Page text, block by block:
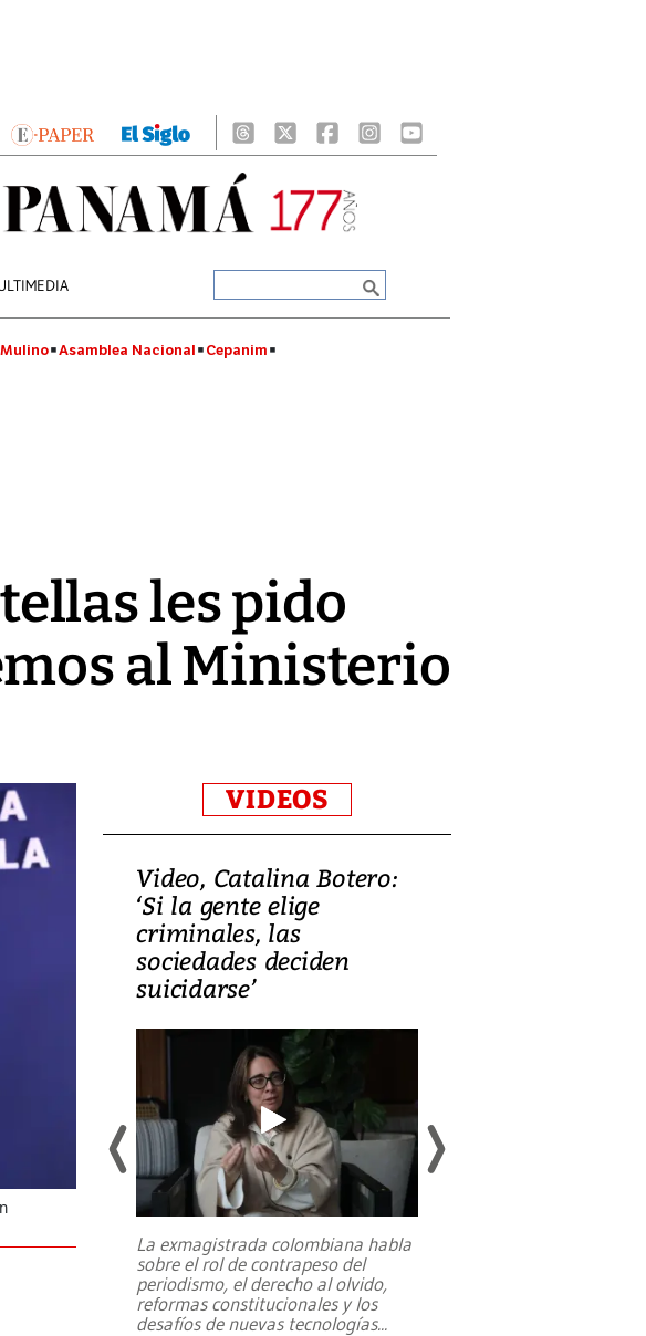
Asamblea Nacional Cepanim
les pido
al Ministerio
VIDEOS
de
una
Video, Catalina Botero:
‘Si la gente elige
criminales, las
sociedades deciden
suicidarse’
La exmagistrada colombiana habla
sobre el rol de contrapeso del
periodismo, el derecho al olvido,
reformas constitucionales y los
desafíos de nuevas tecnologías...